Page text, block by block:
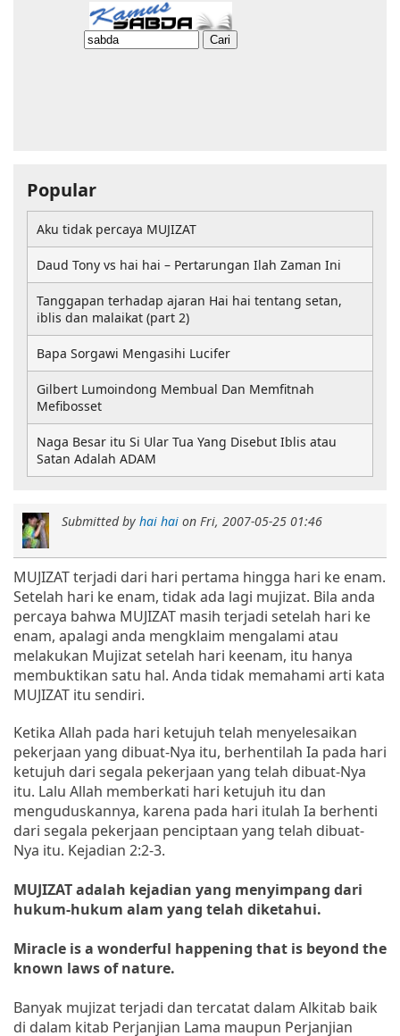
Submitted by hai hai on Fri, 2007-05-25 01:46
MUJIZAT terjadi dari hari pertama hingga hari ke enam.
Setelah hari ke enam, tidak ada lagi mujizat. Bila anda
percaya bahwa MUJIZAT masih terjadi setelah hari ke
enam, apalagi anda mengklaim mengalami atau
melakukan Mujizat setelah hari keenam, itu hanya
membuktikan satu hal. Anda tidak memahami arti kata
MUJIZAT itu sendiri.
Ketika Allah pada hari ketujuh telah menyelesaikan
pekerjaan yang dibuat-Nya itu, berhentilah Ia pada hari
ketujuh dari segala pekerjaan yang telah dibuat-Nya
itu. Lalu Allah memberkati hari ketujuh itu dan
menguduskannya, karena pada hari itulah Ia berhenti
dari segala pekerjaan penciptaan yang telah dibuat-
Nya itu. Kejadian 2:2-3.
MUJIZAT adalah kejadian yang menyimpang dari
hukum-hukum alam yang telah diketahui.
Miracle is a wonderful happening that is beyond the
known laws of nature.
Banyak mujizat terjadi dan tercatat dalam Alkitab baik
di dalam kitab Perjanjian Lama maupun Perjanjian
Popular
Aku tidak percaya MUJIZAT
Daud Tony vs hai hai – Pertarungan Ilah Zaman Ini
Tanggapan terhadap ajaran Hai hai tentang setan,
iblis dan malaikat (part 2)
Bapa Sorgawi Mengasihi Lucifer
Gilbert Lumoindong Membual Dan Memfitnah
Mefibosset
Naga Besar itu Si Ular Tua Yang Disebut Iblis atau
Satan Adalah ADAM